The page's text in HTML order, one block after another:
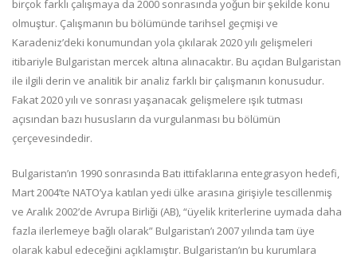
birçok farklı çalışmaya da 2000 sonrasında yoğun bir şekilde konu
olmuştur. Çalışmanın bu bölümünde tarihsel geçmişi ve
Karadeniz’deki konumundan yola çıkılarak 2020 yılı gelişmeleri
itibariyle Bulgaristan mercek altına alınacaktır. Bu açıdan Bulgaristan
ile ilgili derin ve analitik bir analiz farklı bir çalışmanın konusudur.
Fakat 2020 yılı ve sonrası yaşanacak gelişmelere ışık tutması
açısından bazı hususların da vurgulanması bu bölümün
çerçevesindedir.
Bulgaristan’ın 1990 sonrasında Batı ittifaklarına entegrasyon hedefi,
Mart 2004’te NATO’ya katılan yedi ülke arasına girişiyle tescillenmiş
ve Aralık 2002’de Avrupa Birliği (AB),“üyelik kriterlerine uymada daha
fazla ilerlemeye bağlı olarak” Bulgaristan’ı 2007 yılında tam üye
olarak kabul edeceğini açıklamıştır. Bulgaristan’ın bu kurumlara